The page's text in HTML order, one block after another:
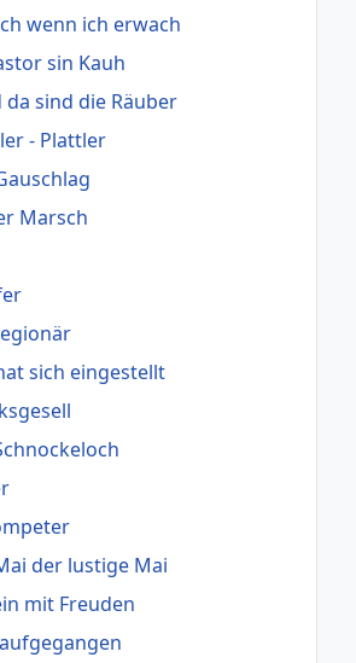
wenn ich erwach
sin Kauh
da sind die Räuber
- Plattler
Marsch
sich eingestellt
der lustige Mai
mit Freuden